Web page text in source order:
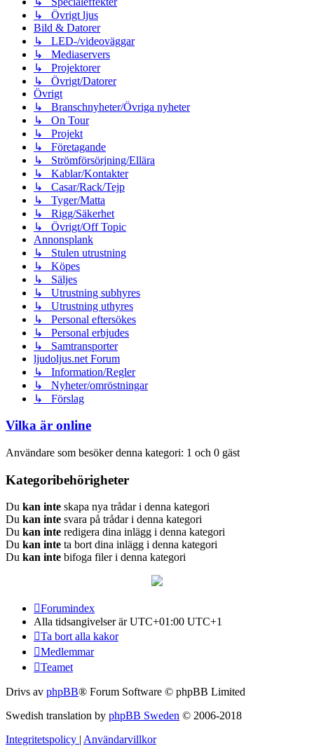
↳ Övrigt ljus
Bild & Datorer
↳ LED-/videoväggar
↳ Mediaservers
↳ Projektorer
↳ Övrigt/Datorer
Övrigt
↳ Branschnyheter/Övriga nyheter
↳ On Tour
↳ Projekt
↳ Företagande
↳ Strömförsörjning/Ellära
↳ Kablar/Kontakter
↳ Casar/Rack/Tejp
↳ Tyger/Matta
↳ Rigg/Säkerhet
↳ Övrigt/Off Topic
Annonsplank
↳ Stulen utrustning
↳ Köpes
↳ Säljes
↳ Utrustning subhyres
↳ Utrustning uthyres
↳ Personal eftersökes
↳ Personal erbjudes
↳ Samtransporter
ljudoljus.net Forum
↳ Information/Regler
↳ Nyheter/omröstningar
↳ Förslag
Vilka är online
Användare som besöker denna kategori: 1 och 0 gäst
Kategoribehörigheter
Du kan inte skapa nya trådar i denna kategori
Du kan inte svara på trådar i denna kategori
Du kan inte redigera dina inlägg i denna kategori
Du kan inte ta bort dina inlägg i denna kategori
Du kan inte bifoga filer i denna kategori
Forumindex
Alla tidsangivelser är UTC+01:00 UTC+1
Ta bort alla kakor
Medlemmar
Teamet
Drivs av phpBB® Forum Software © phpBB Limited
Swedish translation by phpBB Sweden © 2006-2018
Integritetspolicy Användarvillkor